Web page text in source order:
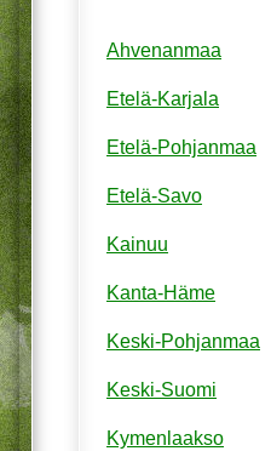
Ahvenanmaa
Etelä-Karjala
Etelä-Pohjanmaa
Etelä-Savo
Kainuu
Kanta-Häme
Keski-Pohjanmaa
Keski-Suomi
Kymenlaakso